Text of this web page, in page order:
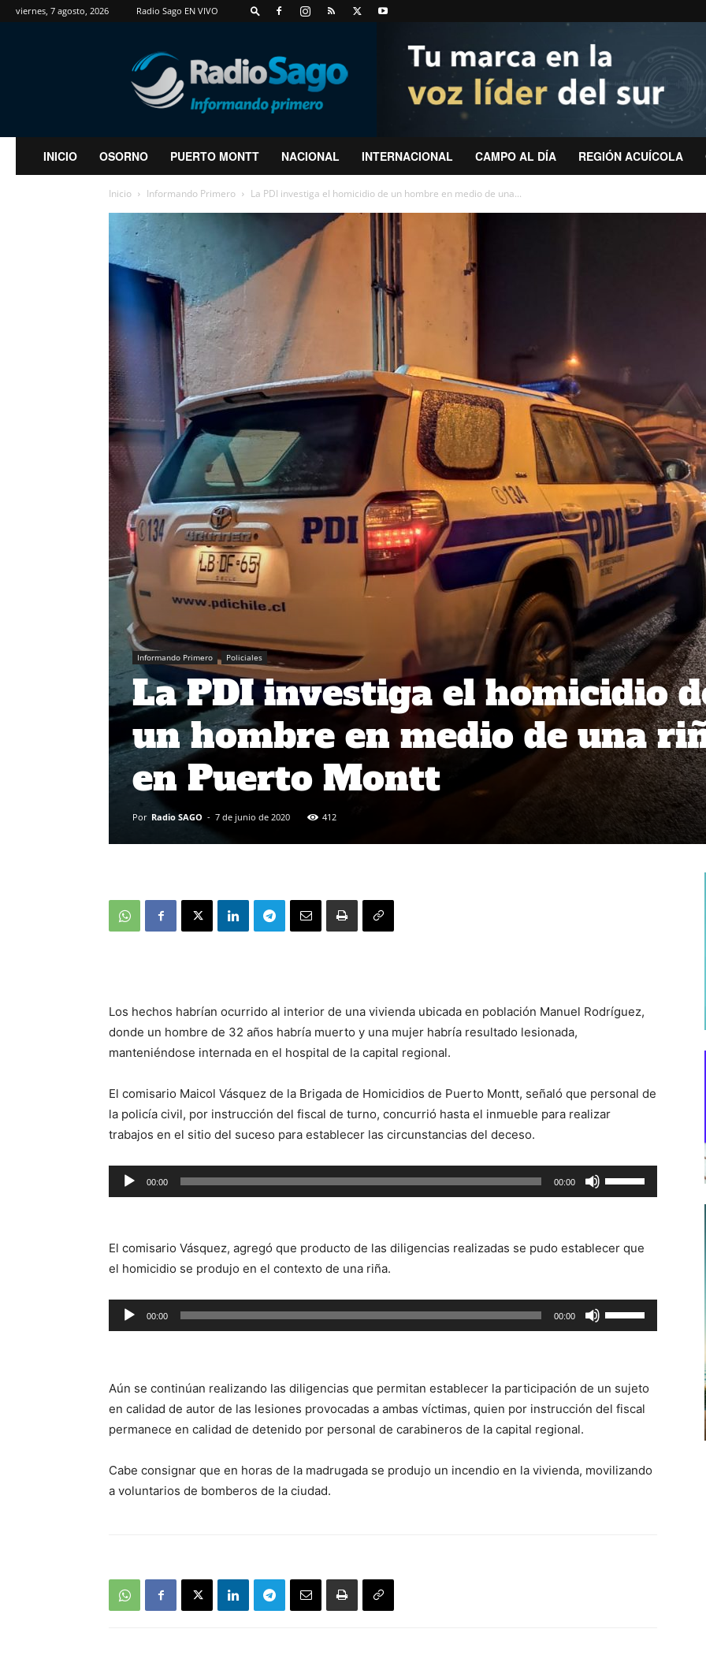
viernes, 7 agosto, 2026 Radio Sago EN VIVO
RadioSago
INICIO OSORNO PUERTO MONTT NACIONAL INTERNACIONAL CAMPO AL DÍA REGIÓN ACUÍCOLA
Inicio Informando Primero La PDI investiga el homicidio de un hombre en medio de una...
Informando Primero Policiales
La PDI investiga el homicidio
un hombre en medio de una
en Puerto Montt
Por Radio SAGO - 7 de junio de 2020 412
Los hechos habrían ocurrido al interior de una vivienda ubicada en población Manuel Rodríguez,
donde un hombre de 32 años habría muerto y una mujer habría resultado lesionada,
manteniéndose internada en el hospital de la capital regional.
El comisario Maicol Vásquez de la Brigada de Homicidios de Puerto Montt, señaló que personal de
la policía civil, por instrucción del fiscal de turno, concurrió hasta el inmueble para realizar
trabajos en el sitio del suceso para establecer las circunstancias del deceso.
Reproductor
de
00:00 00:00
las
flecha
para
aumentar
El comisario Vásquez, agregó que producto de las diligencias realizadas se pudo establecer que
el homicidio se produjo en el contexto de una riña.
Reproductor
de
00:00 00:00
las
flecha
arriba/abajo
o
Aún se continúan realizando las diligencias que permitan establecer la participación de un sujeto
en calidad de autor de las lesiones provocadas a ambas víctimas, quien por instrucción del fiscal
permanece en calidad de detenido por personal de carabineros de la capital regional.
Cabe consignar que en horas de la madrugada se produjo un incendio en la vivienda, movilizando
a voluntarios de bomberos de la ciudad.